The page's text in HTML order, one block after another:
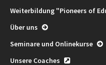
Weiterbildung "Pioneers of
Über uns
Seminare und Onlinekurse
Unsere Coaches